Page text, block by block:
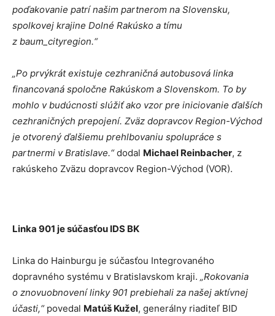
poďakovanie patrí našim partnerom na Slovensku,
spolkovej krajine Dolné Rakúsko a tímu
z baum_cityregion.“
„Po prvýkrát existuje cezhraničná autobusová linka
financovaná spoločne Rakúskom a Slovenskom. To by
mohlo v budúcnosti slúžiť ako vzor pre iniciovanie ďalších
cezhraničných prepojení. Zväz dopravcov Region-Východ
je otvorený ďalšiemu prehlbovaniu spolupráce s
partnermi v Bratislave.“dodal Michael Reinbacher, z
rakúskeho Zväzu dopravcov Region-Východ (VOR).
Linka 901 je súčasťou IDS BK
Linka do Hainburgu je súčasťou Integrovaného
dopravného systému v Bratislavskom kraji. „Rokovania
o znovuobnovení linky 901 prebiehali za našej aktívnej
účasti,“povedal Matúš Kužel, generálny riaditeľ BID